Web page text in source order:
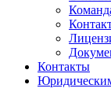
Контакты